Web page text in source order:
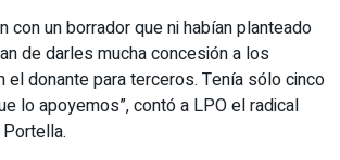
con un borrador que ni habían planteado
de darles mucha concesión a los
el donante para terceros. Tenía sólo cinco
lo apoyemos”, contó a LPO el radical